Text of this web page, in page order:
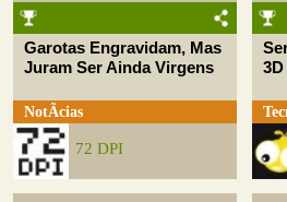
Garotas Engravidam, Mas
Juram Ser Ainda Virgens
NotÃ­cias
72 DPI